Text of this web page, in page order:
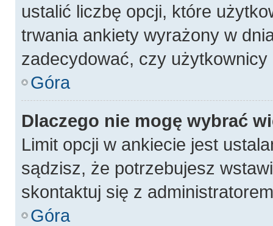
ustalić liczbę opcji, które
trwania ankiety wyrażony w
zadecydować, czy użytkownicy
Góra
Dlaczego nie mogę wybrać
Limit opcji w ankiecie jest
sądzisz, że potrzebujesz
skontaktuj się z
Góra